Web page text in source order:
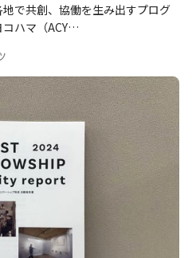
で共創、協働を生み出すプログ
コハマ（ACY…